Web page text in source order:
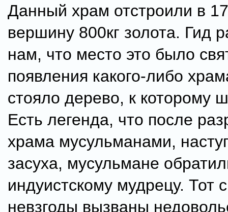
Данный храм отстроили в
вершину 800кг золота. Гид
нам, что место это было
появления какого-либо
стояло дерево, к которому
Есть легенда, что после
храма мусульманами,
засуха, мусульмане
индуистскому мудрецу. Тот
невзгоды вызваны